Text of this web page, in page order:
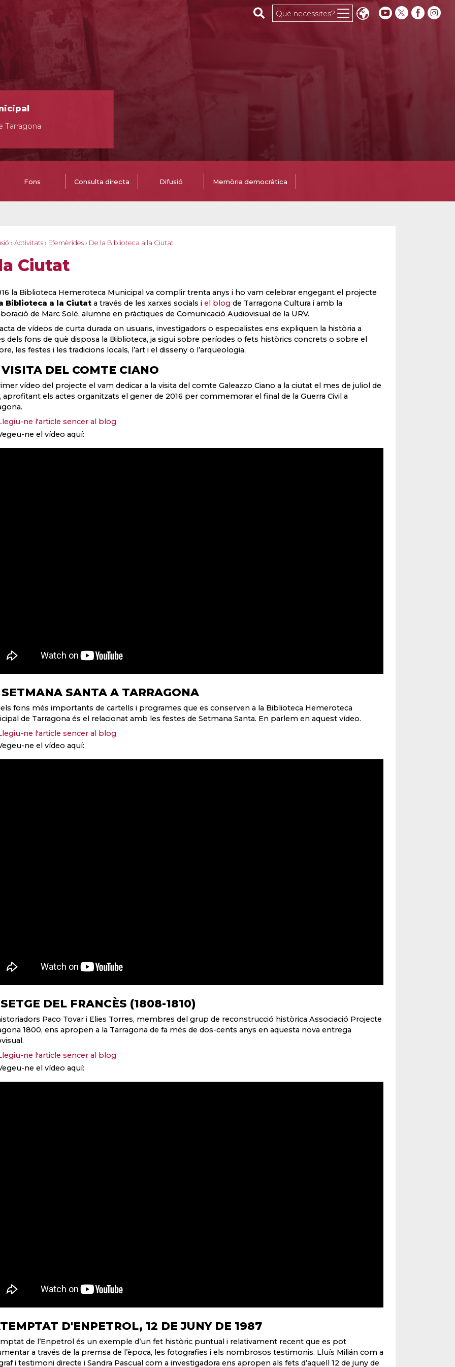
Cerca al web
Què necessites?
Tarragona
Fons Consulta directa Difusió Memòria democràtica
› Activitats › Efemèrides › De la Biblioteca a la Ciutat
Ciutat
la Biblioteca Hemeroteca Municipal va complir trenta anys i ho vam celebrar engegant el projecte
Biblioteca a la Ciutat a través de les xarxes socials i el blog de Tarragona Cultura i amb la
de Marc Solé, alumne en pràctiques de Comunicació Audiovisual de la URV.
de vídeos de curta durada on usuaris, investigadors o especialistes ens expliquen la història a
dels fons de què disposa la Biblioteca, ja sigui sobre períodes o fets històrics concrets o sobre el
les festes i les tradicions locals, l’art i el disseny o l’arqueologia.
DEL COMTE CIANO
vídeo del projecte el vam dedicar a la visita del comte Galeazzo Ciano a la ciutat el mes de juliol de
aprofitant els actes organitzats el gener de 2016 per commemorar el final de la Guerra Civil a
ne l'article sencer al blog
ne el vídeo aquí:
SANTA A TARRAGONA
fons més importants de cartells i programes que es conserven a la Biblioteca Hemeroteca
de Tarragona és el relacionat amb les festes de Setmana Santa. En parlem en aquest vídeo.
ne l'article sencer al blog
ne el vídeo aquí:
DEL FRANCÈS (1808-1810)
Paco Tovar i Elies Torres, membres del grup de reconstrucció històrica Associació Projecte
1800, ens apropen a la Tarragona de fa més de dos-cents anys en aquesta nova entrega
ne l'article sencer al blog
ne el vídeo aquí:
D'ENPETROL, 12 DE JUNY DE 1987
de l’Enpetrol és un exemple d’un fet històric puntual i relativament recent que es pot
a través de la premsa de l’època, les fotografies i els nombrosos testimonis. Lluís Milián com a
i testimoni directe i Sandra Pascual com a investigadora ens apropen als fets d’aquell 12 de juny de